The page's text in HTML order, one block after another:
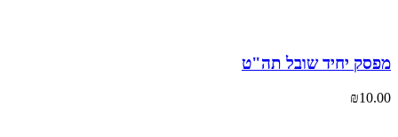
יחיד שובל תה"ט
₪